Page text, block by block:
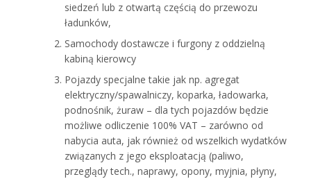
siedzeń lub z otwartą częścią do przewozu
ładunków,
Samochody dostawcze i furgony z oddzielną
kabiną kierowcy
Pojazdy specjalne takie jak np. agregat
elektryczny/spawalniczy, koparka, ładowarka,
podnośnik, żuraw – dla tych pojazdów będzie
możliwe odliczenie 100% VAT – zarówno od
nabycia auta, jak również od wszelkich wydatków
związanych z jego eksploatacją (paliwo,
przeglądy tech., naprawy, opony, myjnia, płyny,